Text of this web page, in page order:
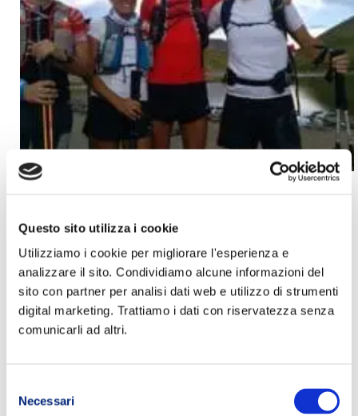
Questo sito utilizza i cookie
Utilizziamo i cookie per migliorare l'esperienza e
analizzare il sito. Condividiamo alcune informazioni del
sito con partner per analisi dati web e utilizzo di strumenti
digital marketing. Trattiamo i dati con riservatezza senza
comunicarli ad altri.
delNecessari
Allenamenti endurance,allenamenti trail running,allenamento
gare endurance,Allenamento Trail Running,allenatori running
allenatori trail running ,consigli trail running,errori nel trail
running ,programmi trail running,tabelle trail running